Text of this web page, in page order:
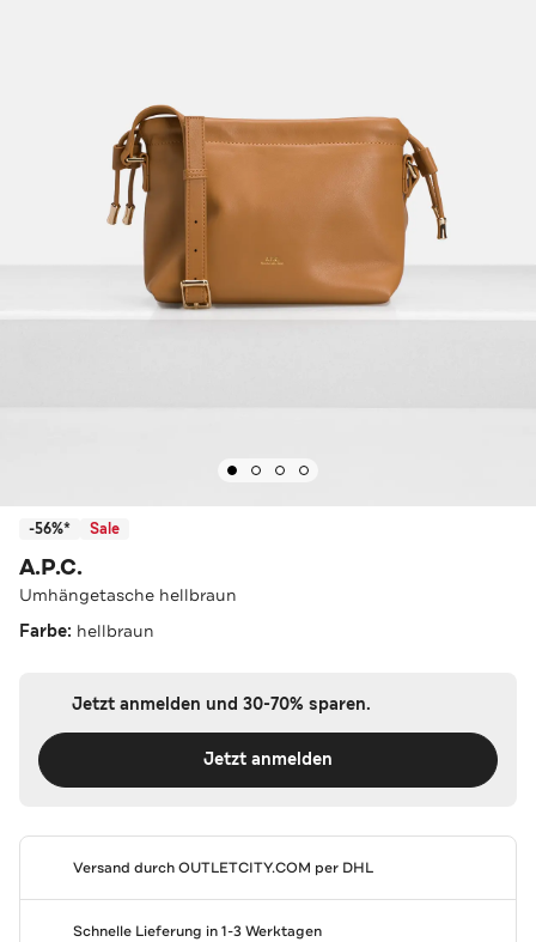
-56%* Sale
A.P.C.
Umhängetasche hellbraun
Farbe: hellbraun
Jetzt anmelden und 30-70% sparen.
Jetzt anmelden
Versand durchOUTLETCITY.COM per DHL
Schnelle Lieferung in 1-3 Werktagen